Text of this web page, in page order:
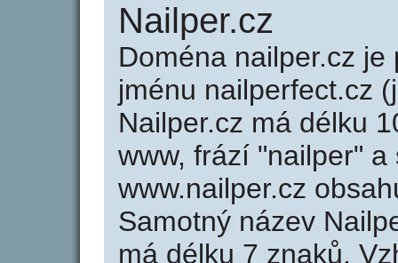
Nailper.cz
Doména nailper.cz
jménu nailperfect.cz
Nailper.cz má délku
www, frází "nailper"
www.nailper.cz
Samotný název
má délku 7 znaků.